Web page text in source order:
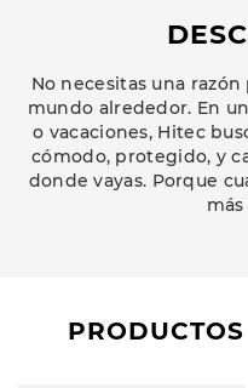
No necesitas una
mundo alrededor. En
o vacaciones, Hitec
cómodo, protegido, y
donde vayas. Porque